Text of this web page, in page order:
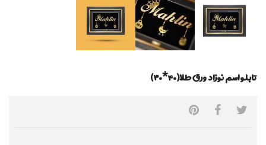
تابلو اسم نوزاد ورق طلا(۴۰*۳۰)